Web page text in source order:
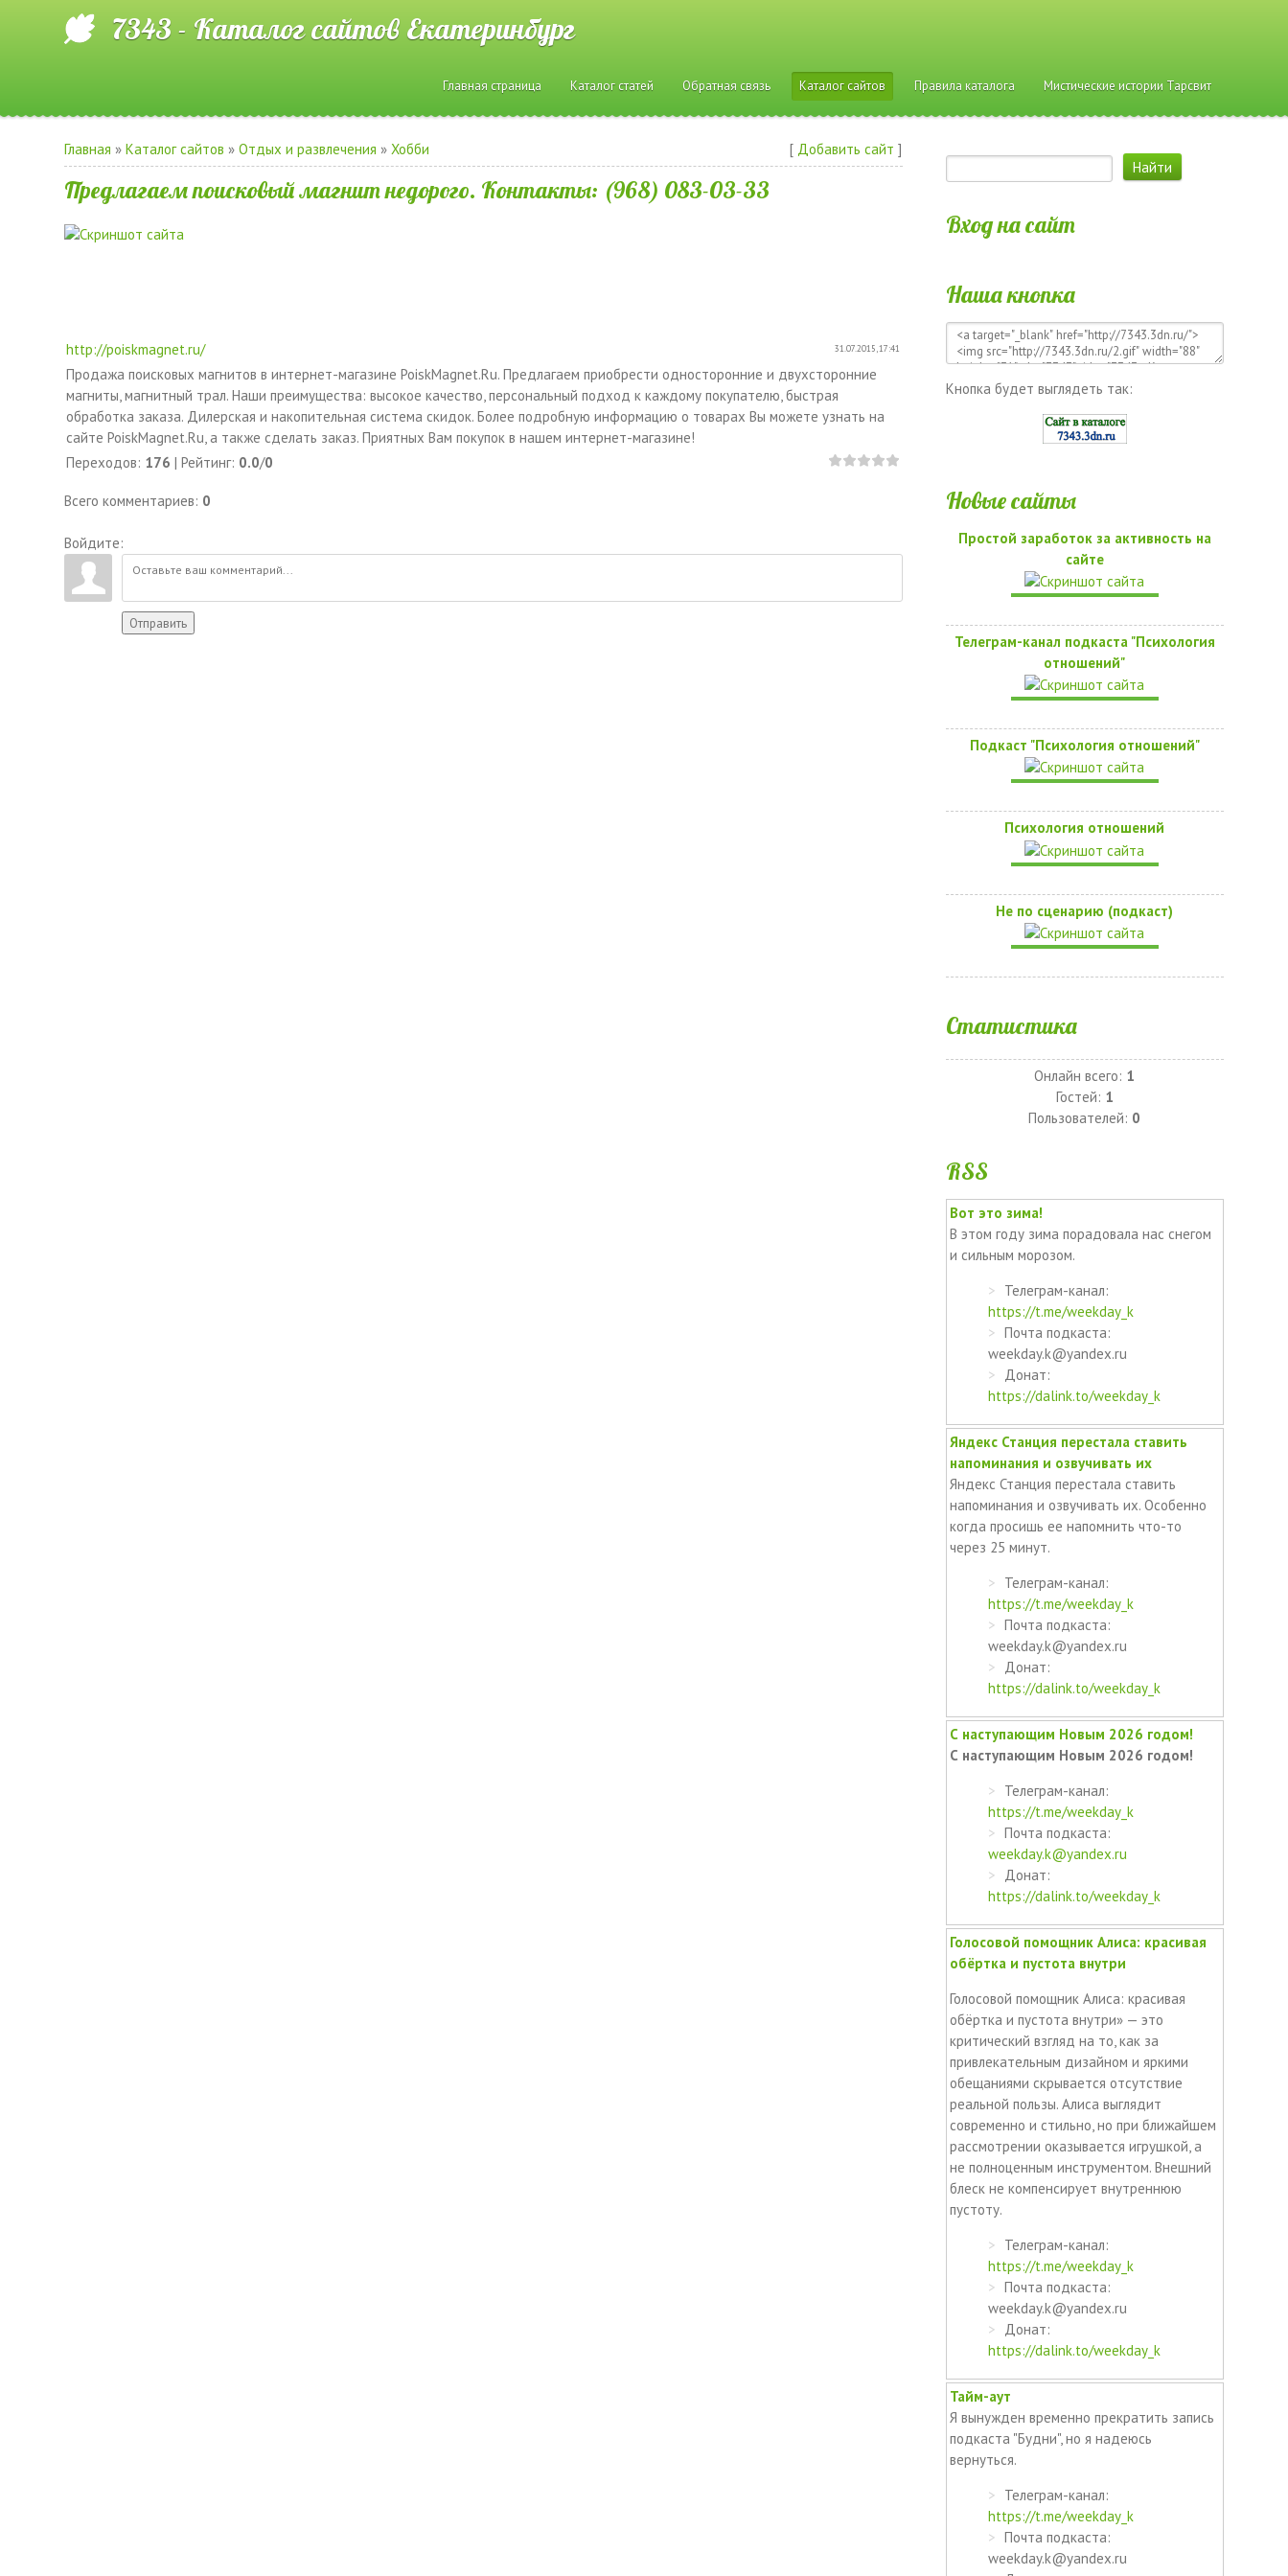
7343 - Каталог сайтов Екатеринбург
Главная страница Каталог статей Обратная связь Каталог сайтов Правила каталога Мистические истории Тарсвит
Главная »Каталог сайтов »Отдых и развлечения »Хобби [ Добавить сайт ]
Предлагаем поисковый магнит недорого. Контакты: (968) 083-03-33
http://poiskmagnet.ru/ 31.07.2015, 17:41
Продажа поисковых магнитов в интернет-магазине PoiskMagnet.Ru. Предлагаем приобрести односторонние и двухсторонние
магниты, магнитный трал. Наши преимущества: высокое качество, персональный подход к каждому покупателю, быстрая
обработка заказа. Дилерская и накопительная система скидок. Более подробную информацию о товарах Вы можете узнать на
сайте PoiskMagnet.Ru, а также сделать заказ. Приятных Вам покупок в нашем интернет-магазине!
Переходов: 176 |Рейтинг: 0.0/0
Всего комментариев: 0
Войдите:
Отправить
Вход на сайт
Наша кнопка
Кнопка будет выглядеть так:
Новые сайты
Простой заработок за активность на
сайте
Телеграм-канал подкаста "Психология
отношений"
Подкаст "Психология отношений"
Психология отношений
Не по сценарию (подкаст)
Статистика
Онлайн всего: 1
Гостей: 1
Пользователей: 0
RSS
Вот это зима!
В этом году зима порадовала нас снегом
и сильным морозом.
Телеграм-канал:
https://t.me/weekday_k
Почта подкаста:
weekday.k@yandex.ru
Донат:
https://dalink.to/weekday_k
Яндекс Станция перестала ставить
напоминания и озвучивать их
Яндекс Станция перестала ставить
напоминания и озвучивать их. Особенно
когда просишь ее напомнить что-то
через 25 минут.
Телеграм-канал:
https://t.me/weekday_k
Почта подкаста:
weekday.k@yandex.ru
Донат:
https://dalink.to/weekday_k
С наступающим Новым 2026 годом!
С наступающим Новым 2026 годом!
Телеграм-канал:
https://t.me/weekday_k
Почта подкаста:
weekday.k@yandex.ru
Донат:
https://dalink.to/weekday_k
Голосовой помощник Алиса: красивая
обёртка и пустота внутри
Голосовой помощник Алиса: красивая
обёртка и пустота внутри» — это
критический взгляд на то, как за
привлекательным дизайном и яркими
обещаниями скрывается отсутствие
реальной пользы. Алиса выглядит
современно и стильно, но при ближайшем
рассмотрении оказывается игрушкой, а
не полноценным инструментом. Внешний
блеск не компенсирует внутреннюю
пустоту.
Телеграм-канал:
https://t.me/weekday_k
Почта подкаста:
weekday.k@yandex.ru
Донат:
https://dalink.to/weekday_k
Тайм-аут
Я вынужден временно прекратить запись
подкаста "Будни", но я надеюсь
вернуться.
Телеграм-канал:
https://t.me/weekday_k
Почта подкаста:
weekday.k@yandex.ru